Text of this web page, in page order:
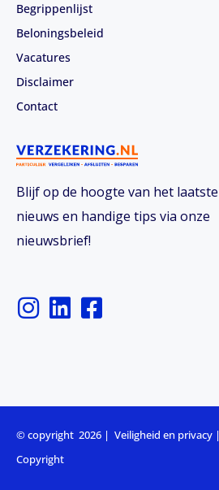
Blijf op de hoogte van het laatste
nieuws en handige tips via onze
nieuwsbrief!
I
n
g
r
a
L
i
d
i
n
F
a
o
o
Begrippenlijst
Beloningsbeleid
Vacatures
Disclaimer
Contact
© copyright 2026 | Veiligheid en privacy |
Copyright